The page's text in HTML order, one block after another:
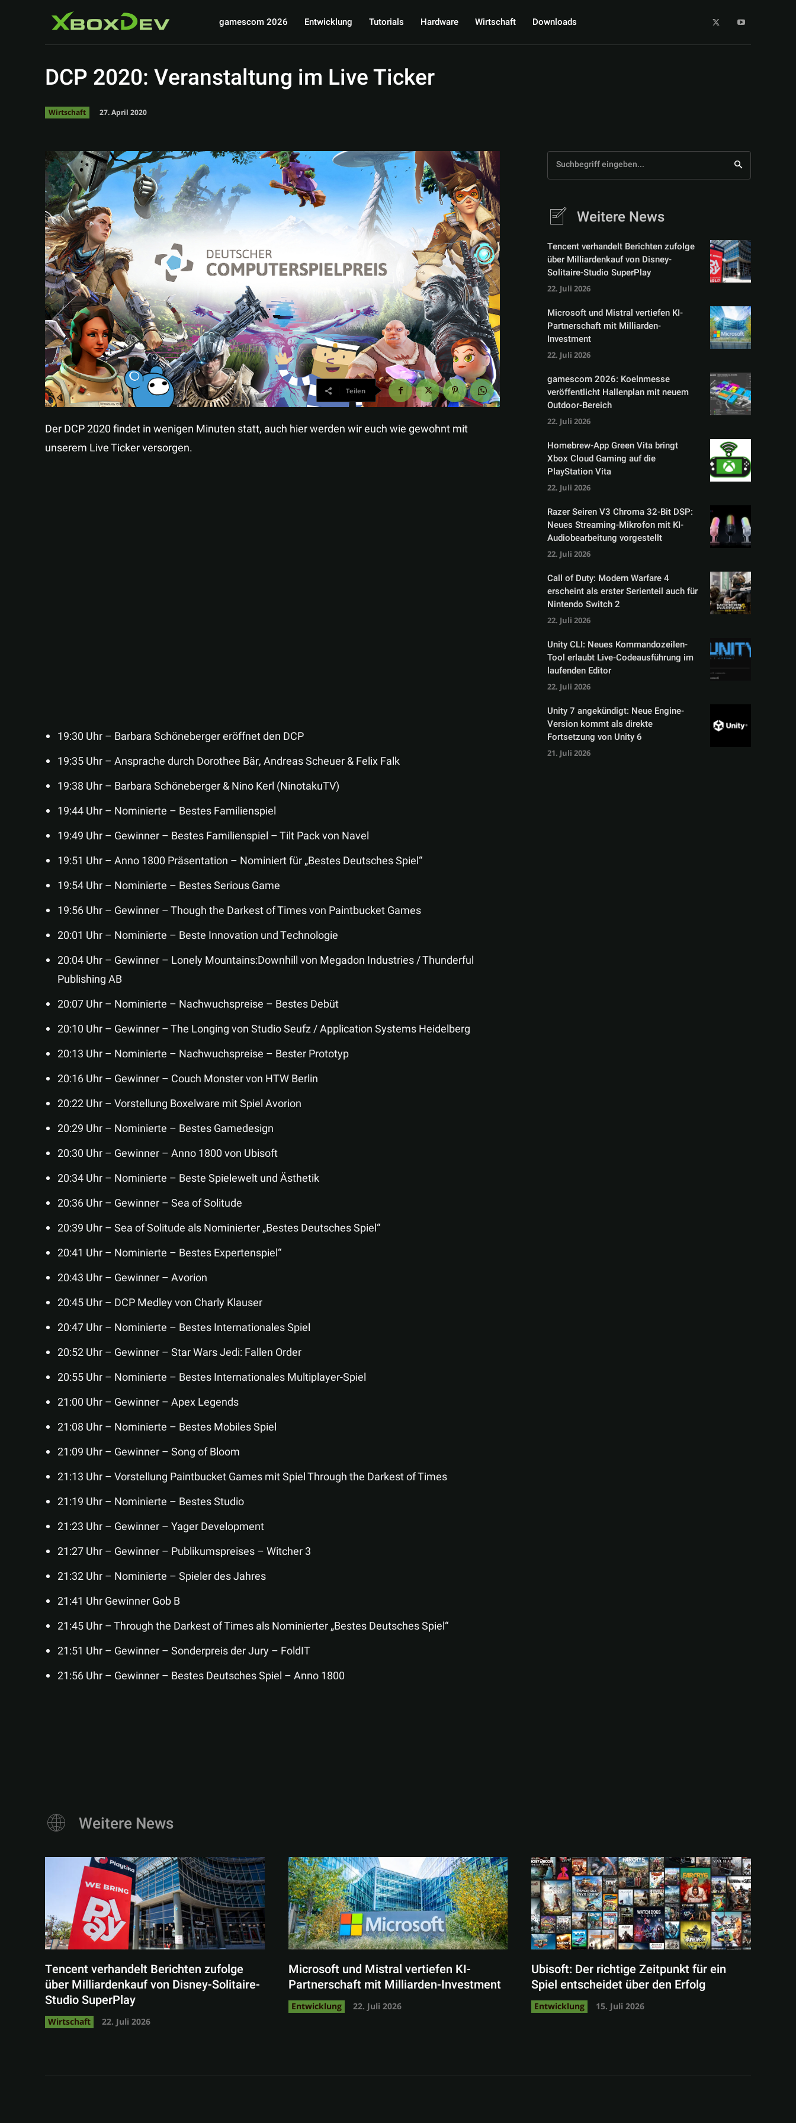
gamescom 2026 Entwicklung Tutorials Hardware Wirtschaft Downloads
DCP 2020: Veranstaltung im Live Ticker
Wirtschaft 27. April 2020
Teilen
Der DCP 2020 findet in wenigen Minuten statt, auch hier werden wir euch wie gewohnt mit
unserem Live Ticker versorgen.
19:30 Uhr – Barbara Schöneberger eröffnet den DCP
19:35 Uhr – Ansprache durch Dorothee Bär, Andreas Scheuer & Felix Falk
19:38 Uhr – Barbara Schöneberger & Nino Kerl (NinotakuTV)
19:44 Uhr – Nominierte – Bestes Familienspiel
19:49 Uhr – Gewinner – Bestes Familienspiel – Tilt Pack von Navel
19:51 Uhr – Anno 1800 Präsentation – Nominiert für „Bestes Deutsches Spiel“
19:54 Uhr – Nominierte – Bestes Serious Game
19:56 Uhr – Gewinner – Though the Darkest of Times von Paintbucket Games
20:01 Uhr – Nominierte – Beste Innovation und Technologie
20:04 Uhr – Gewinner – Lonely Mountains:Downhill von Megadon Industries / Thunderful
Publishing AB
20:07 Uhr – Nominierte – Nachwuchspreise – Bestes Debüt
20:10 Uhr – Gewinner – The Longing von Studio Seufz / Application Systems Heidelberg
20:13 Uhr – Nominierte – Nachwuchspreise – Bester Prototyp
20:16 Uhr – Gewinner – Couch Monster von HTW Berlin
20:22 Uhr – Vorstellung Boxelware mit Spiel Avorion
20:29 Uhr – Nominierte – Bestes Gamedesign
20:30 Uhr – Gewinner – Anno 1800 von Ubisoft
20:34 Uhr – Nominierte – Beste Spielewelt und Ästhetik
20:36 Uhr – Gewinner – Sea of Solitude
20:39 Uhr – Sea of Solitude als Nominierter „Bestes Deutsches Spiel“
20:41 Uhr – Nominierte – Bestes Expertenspiel“
20:43 Uhr – Gewinner – Avorion
20:45 Uhr – DCP Medley von Charly Klauser
20:47 Uhr – Nominierte – Bestes Internationales Spiel
20:52 Uhr – Gewinner – Star Wars Jedi: Fallen Order
20:55 Uhr – Nominierte – Bestes Internationales Multiplayer-Spiel
21:00 Uhr – Gewinner – Apex Legends
21:08 Uhr – Nominierte – Bestes Mobiles Spiel
21:09 Uhr – Gewinner – Song of Bloom
21:13 Uhr – Vorstellung Paintbucket Games mit Spiel Through the Darkest of Times
21:19 Uhr – Nominierte – Bestes Studio
21:23 Uhr – Gewinner – Yager Development
21:27 Uhr – Gewinner – Publikumspreises – Witcher 3
21:32 Uhr – Nominierte – Spieler des Jahres
21:41 Uhr Gewinner Gob B
21:45 Uhr – Through the Darkest of Times als Nominierter „Bestes Deutsches Spiel“
21:51 Uhr – Gewinner – Sonderpreis der Jury – FoldIT
21:56 Uhr – Gewinner – Bestes Deutsches Spiel – Anno 1800
Suchbegriff eingeben...
Weitere News
Tencent verhandelt Berichten zufolge
über Milliardenkauf von Disney-
Solitaire-Studio SuperPlay
22. Juli 2026
Microsoft und Mistral vertiefen KI-
Partnerschaft mit Milliarden-
Investment
22. Juli 2026
gamescom 2026: Koelnmesse
veröffentlicht Hallenplan mit neuem
Outdoor-Bereich
22. Juli 2026
Homebrew-App Green Vita bringt
Xbox Cloud Gaming auf die
PlayStation Vita
22. Juli 2026
Razer Seiren V3 Chroma 32-Bit DSP:
Neues Streaming-Mikrofon mit KI-
Audiobearbeitung vorgestellt
22. Juli 2026
Call of Duty: Modern Warfare 4
erscheint als erster Serienteil auch für
Nintendo Switch 2
22. Juli 2026
Unity CLI: Neues Kommandozeilen-
Tool erlaubt Live-Codeausführung im
laufenden Editor
22. Juli 2026
Unity 7 angekündigt: Neue Engine-
Version kommt als direkte
Fortsetzung von Unity 6
21. Juli 2026
Weitere News
Tencent verhandelt Berichten zufolge
über Milliardenkauf von Disney-Solitaire-
Studio SuperPlay
Wirtschaft 22. Juli 2026
Microsoft und Mistral vertiefen KI-
Partnerschaft mit Milliarden-Investment
Entwicklung 22. Juli 2026
Ubisoft: Der richtige Zeitpunkt für ein
Spiel entscheidet über den Erfolg
Entwicklung 15. Juli 2026